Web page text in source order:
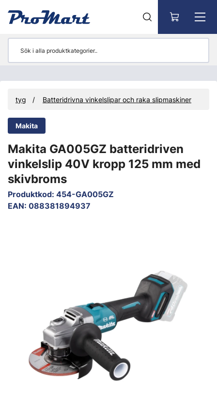
Batteridrivna vinkelslipar och raka slipmaskiner
Makita
Makita GA005GZ batteridriven
vinkelslip 40V kropp 125 mm med
skivbroms
Produktkod: 454-GA005GZ
EAN: 088381894937